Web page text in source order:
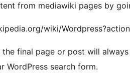
from mediawiki pages by
wiki/
final page or post will
WordPress search form.